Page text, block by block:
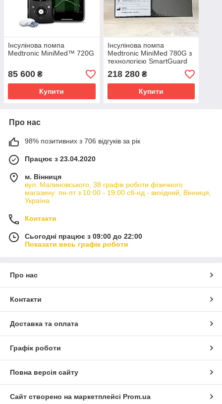
Інсулінова помпа
Medtronic MiniMed™ 720G
85 600 ₴
Купити
Інсулінова помпа
Medtronic MiniMed 780G з
технологією SmartGuard
218 280₴
Купити
Про нас
98% позитивних з 706 відгуків за рік
Працює з 23.04.2020
м. Вінниця
вул. Малиновського, 38 графік роботи фізичного
магазину: пн-пт з 10:00 - 19:00 сб-нд - вихідний, Вінниця,
Україна
Контакти
Сьогодні працює з 09:00 до 22:00
Показати весь графік роботи
Про нас
Контакти
Доставка та оплата
Графік роботи
Повна версія сайту
Сайт створено на маркетплейсі Prom.ua